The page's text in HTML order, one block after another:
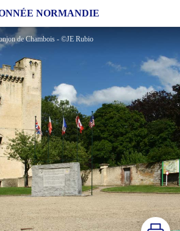
NORMANDIE
de Chambois - ©JE Rubio
Imprimer